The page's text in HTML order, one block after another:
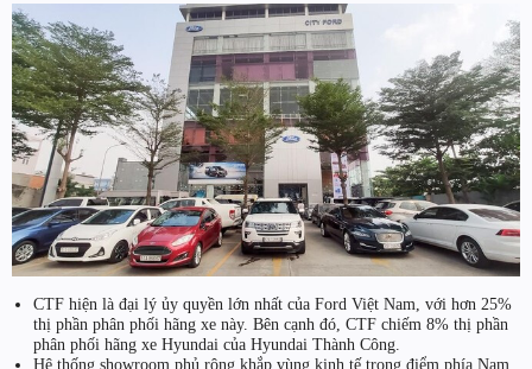
CTF hiện là đại lý ủy quyền lớn nhất của Ford Việt Nam, với hơn 25%
thị phần phân phối hãng xe này. Bên cạnh đó, CTF chiếm 8% thị phần
phân phối hãng xe Hyundai của Hyundai Thành Công.
Hệ thống showroom phủ rộng khắp vùng kinh tế trọng điểm phía Nam